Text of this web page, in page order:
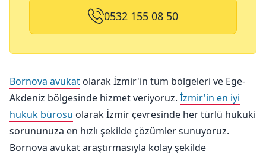
0532 155 08 50
Bornova avukat olarak İzmir'in tüm bölgeleri ve Ege-
Akdeniz bölgesinde hizmet veriyoruz. İzmir'in en iyi
hukuk bürosu olarak İzmir çevresinde her türlü hukuki
sorununuza en hızlı şekilde çözümler sunuyoruz.
Bornova avukat araştırmasıyla kolay şekilde